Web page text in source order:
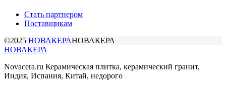
Стать партнером
Поставщикам
©2025 НОВАКЕРАНОВАКЕРА
НОВАКЕРА
Novacera.ru Керамическая плитка, керамический гранит,
Индия, Испания, Китай, недорого